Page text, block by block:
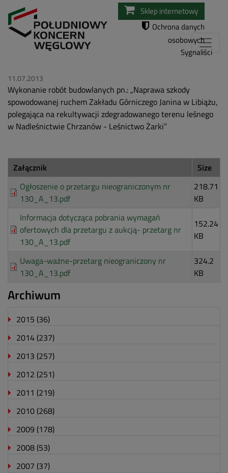
Przejdź
do
Sklep internetowy
Ochrona danych
osobowych
Sygnaliści
11.07.2013
Wykonanie robót budowlanych pn.: „Naprawa szkody
spowodowanej ruchem Zakładu Górniczego Janina w Libiążu,
polegająca na rekultywacji zdegradowanego terenu leśnego
w Nadleśnictwie Chrzanów - Leśnictwo Żarki”
Załącznik
Size
Ogłoszenie o przetargu nieograniczonym nr
130_A_13.pdf
218.71
KB
Informacja dotycząca pobrania wymagań
ofertowych dla przetargu z aukcją- przetarg nr
130_A_13.pdf
152.24
KB
Uwaga-ważne-przetarg nieograniczony nr
130_A_13.pdf
324.2
KB
Archiwum
2015 (36)
2014 (237)
2013 (257)
2012 (251)
2011 (219)
2010 (268)
2009 (178)
2008 (53)
2007 (37)